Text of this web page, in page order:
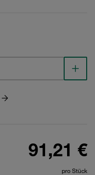
91,21 €
pro Stück